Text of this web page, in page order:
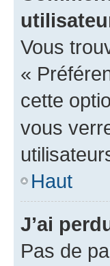
Vous
«
cette
vous
Haut
J’ai
Pas de